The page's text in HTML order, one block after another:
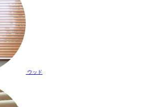
ウッド